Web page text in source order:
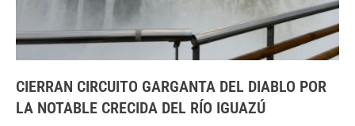
CIERRAN CIRCUITO GARGANTA DEL DIABLO POR
LA NOTABLE CRECIDA DEL RÍO IGUAZÚ